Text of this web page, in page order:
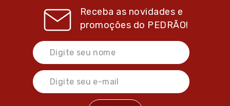
Receba as novidades e
promoções do PEDRÃO!